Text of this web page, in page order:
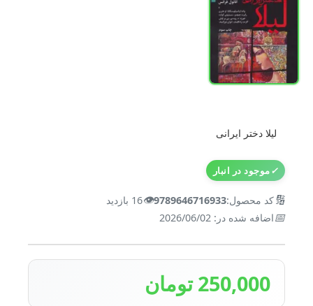
لیلا دختر ایرانی
✓موجود در انبار
🔢کد محصول:9789646716933
👁️16 بازدید
📅اضافه شده در: 2026/06/02
250,000 تومان